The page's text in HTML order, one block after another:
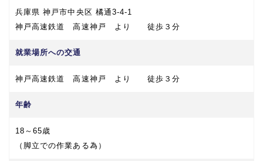
兵庫県 神戸市中央区 橘通3-4-1
神戸高速鉄道 高速神戸 より 徒歩３分
就業場所への交通
神戸高速鉄道 高速神戸 より 徒歩３分
年齢
18～65歳
（脚立での作業ある為）